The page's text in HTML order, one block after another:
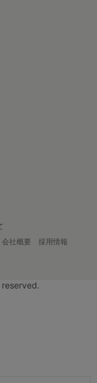
会社概要
採用情報